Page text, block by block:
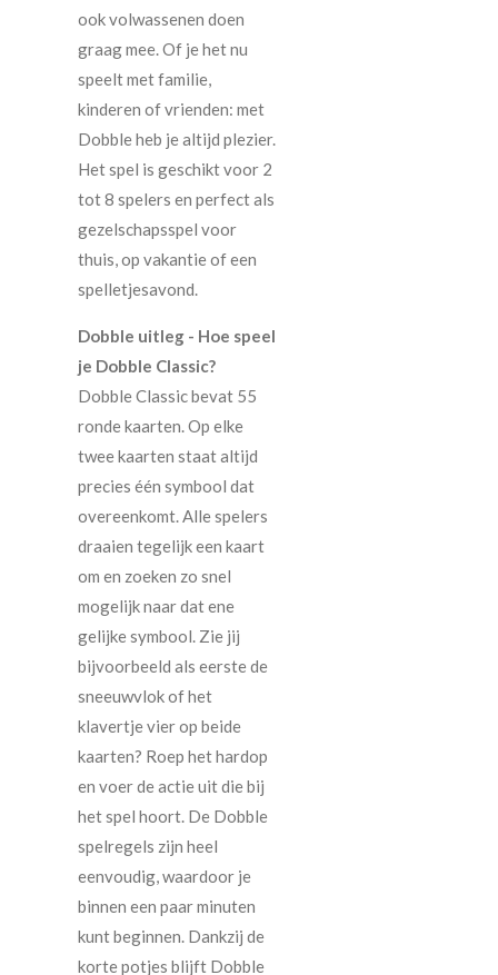
ook volwassenen doen
graag mee. Of je het nu
speelt met familie,
kinderen of vrienden: met
Dobble heb je altijd plezier.
Het spel is geschikt voor 2
tot 8 spelers en perfect als
gezelschapsspel voor
thuis, op vakantie of een
spelletjesavond.
Dobble uitleg - Hoe speel
je Dobble Classic?
Dobble Classic bevat 55
ronde kaarten. Op elke
twee kaarten staat altijd
precies één symbool dat
overeenkomt. Alle spelers
draaien tegelijk een kaart
om en zoeken zo snel
mogelijk naar dat ene
gelijke symbool. Zie jij
bijvoorbeeld als eerste de
sneeuwvlok of het
klavertje vier op beide
kaarten? Roep het hardop
en voer de actie uit die bij
het spel hoort. De Dobble
spelregels zijn heel
eenvoudig, waardoor je
binnen een paar minuten
kunt beginnen. Dankzij de
korte potjes blijft Dobble